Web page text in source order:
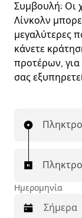
Συμβουλή: Οι
Λίνκολν
μεγαλύτερες
κάνετε
προτέρων, για
σας
Ημερομηνία